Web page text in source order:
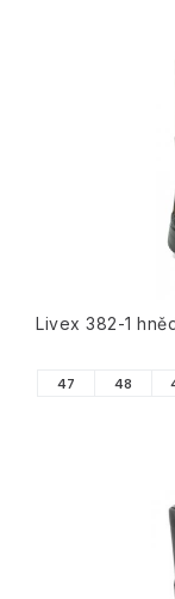
Livex 382-1
47 48